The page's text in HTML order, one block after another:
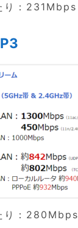
り：231Mbps
り：280Mbps